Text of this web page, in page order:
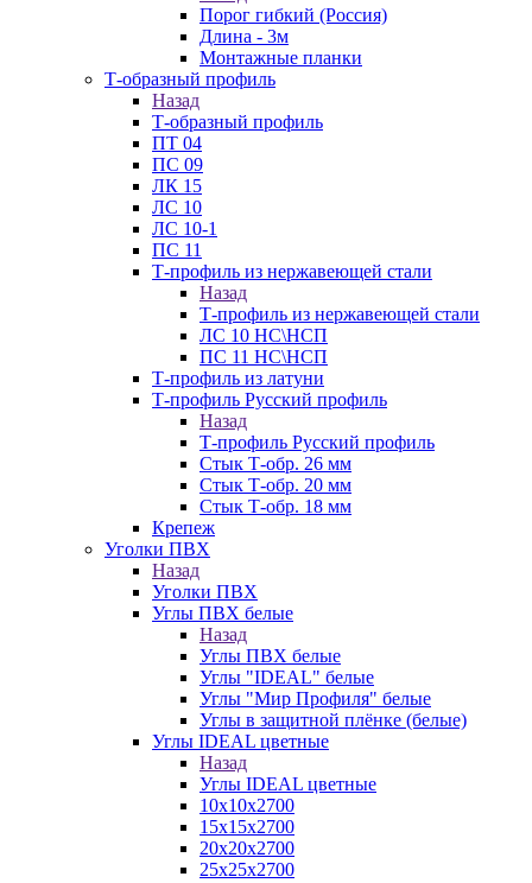
Порог гибкий (Россия)
Длина - 3м
Монтажные планки
Т-образный профиль
Назад
Т-образный профиль
ПТ 04
ПС 09
ЛК 15
ЛС 10
ЛС 10-1
ПС 11
Т-профиль из нержавеющей стали
Назад
Т-профиль из нержавеющей стали
ЛС 10 НС\НСП
ПС 11 НС\НСП
Т-профиль из латуни
Т-профиль Русский профиль
Назад
Т-профиль Русский профиль
Стык Т-обр. 26 мм
Стык Т-обр. 20 мм
Стык Т-обр. 18 мм
Крепеж
Уголки ПВХ
Назад
Уголки ПВХ
Углы ПВХ белые
Назад
Углы ПВХ белые
Углы "IDEAL" белые
Углы "Мир Профиля" белые
Углы в защитной плёнке (белые)
Углы IDEAL цветные
Назад
Углы IDEAL цветные
10х10х2700
15х15х2700
20х20х2700
25х25х2700